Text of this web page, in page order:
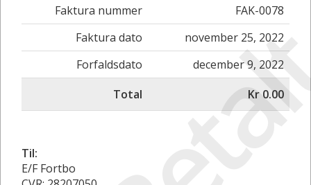
Faktura nummer
FAK-0078
Faktura dato
november 25, 2022
Forfaldsdato
december 9, 2022
Total
Kr 0.00
Til:
E/F Fortbo